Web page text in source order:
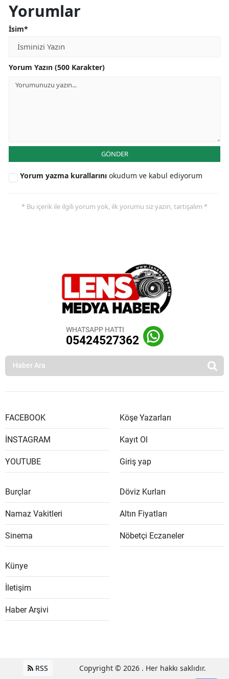
Yorumlar
İsim*
Yorum Yazın (500 Karakter)
GÖNDER
Yorum yazma kurallarını okudum ve kabul ediyorum
* Bu içerik ile ilgili yorum yok, ilk yorumu siz yazın, tartışalım *
WHATSAPP HATTI
05424527362
FACEBOOK
İNSTAGRAM
YOUTUBE
Köşe Yazarları
Kayıt Ol
Giriş yap
Burçlar
Namaz Vakitleri
Sinema
Döviz Kurları
Altın Fiyatları
Nöbetçi Eczaneler
Künye
İletişim
Haber Arşivi
RSS Copyright © 2026 . Her hakkı saklıdır.